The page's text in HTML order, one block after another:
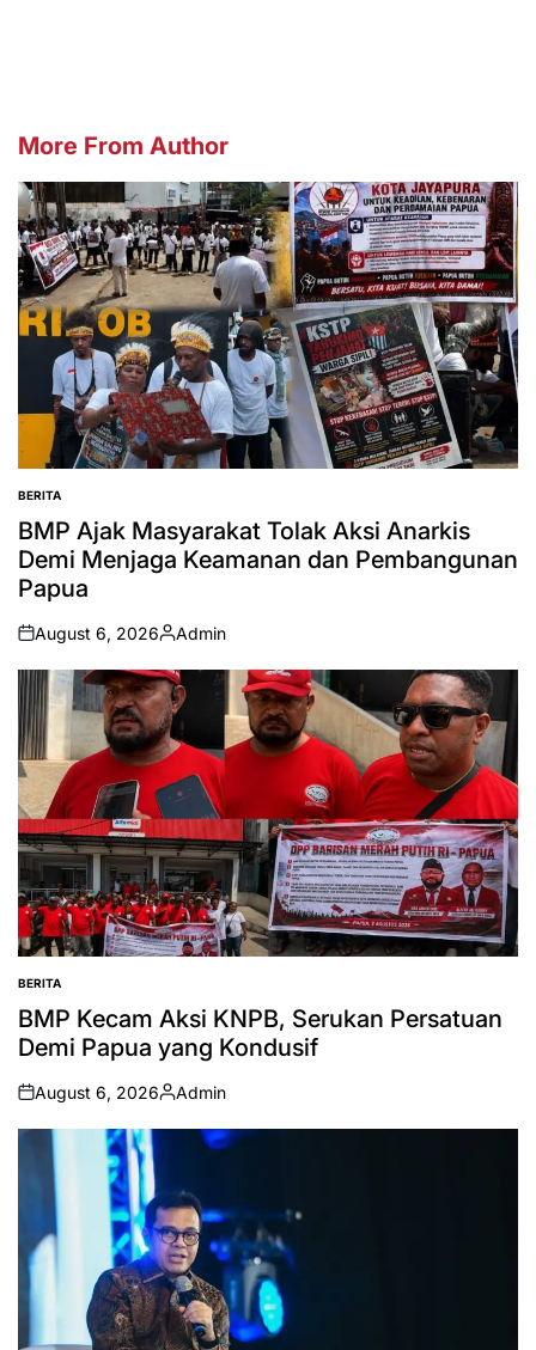
More From Author
POSTED
IN
BERITA
BMP Ajak Masyarakat Tolak Aksi Anarkis
Demi Menjaga Keamanan dan Pembangunan
Papua
on
August 6, 2026
Posted
by
Admin
POSTED
IN
BERITA
BMP Kecam Aksi KNPB, Serukan Persatuan
Demi Papua yang Kondusif
on
August 6, 2026
Posted
by
Admin